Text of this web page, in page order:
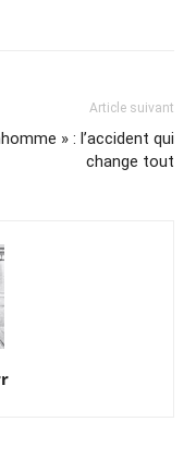
Article suivant
» : l’accident qui
change tout